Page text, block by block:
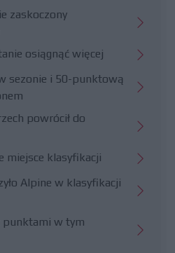
zaskoczony
osiągnąć więcej
sezonie i 50-punktową
powrócił do
miejsce klasyfikacji
Alpine w klasyfikacji
punktami w tym